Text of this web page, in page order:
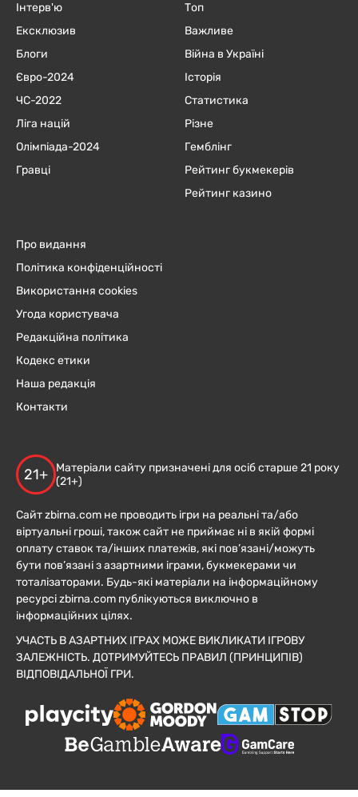
Інтерв'ю
Ексклюзив
Блоги
Євро-2024
ЧC-2022
Ліга націй
Олімпіада-2024
Гравці
Топ
Важливе
Війна в Україні
Історія
Статистика
Різне
Гемблінг
Рейтинг букмекерів
Рейтинг казино
Про видання
Політика конфіденційності
Використання cookies
Угода користувача
Редакційна політика
Кодекс етики
Наша редакція
Контакти
21+
Матеріали сайту призначені для осіб старше 21 року
(21+)
Сайт zbirna.com не проводить ігри на реальні та/або
віртуальні гроші, також сайт не приймає ні в якій формі
оплату ставок та/інших платежів, які пов’язані/можуть
бути пов’язані з азартними іграми, букмекерами чи
тоталізаторами. Будь-які матеріали на інформаційному
ресурсі zbirna.com публікуються виключно в
інформаційних цілях.
УЧАСТЬ В АЗАРТНИХ ІГРАХ МОЖЕ ВИКЛИКАТИ ІГРОВУ
ЗАЛЕЖНІСТЬ. ДОТРИМУЙТЕСЬ ПРАВИЛ (ПРИНЦИПІВ)
ВІДПОВІДАЛЬНОЇ ГРИ.